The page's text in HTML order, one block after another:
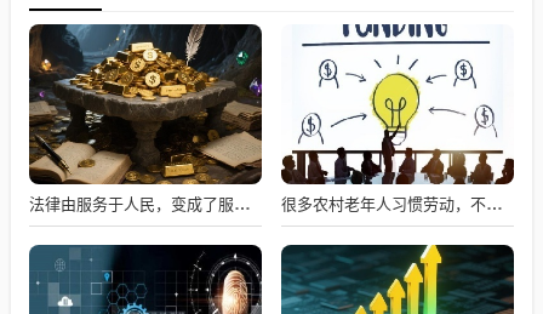
法律由服务于人民，变成了服务于法学届 很多农村老年人习惯劳动，不劳动就会闲出病来